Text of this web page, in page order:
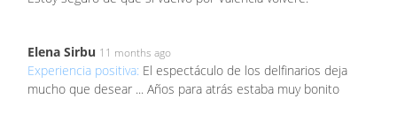
Elena Sirbu 11 months ago
Experiencia positiva: El espectáculo de los delfinarios deja
mucho que desear ... Años para atrás estaba muy bonito